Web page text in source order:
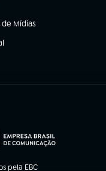
Mídias
aba)
pela EBC